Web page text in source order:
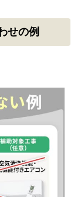
せの例